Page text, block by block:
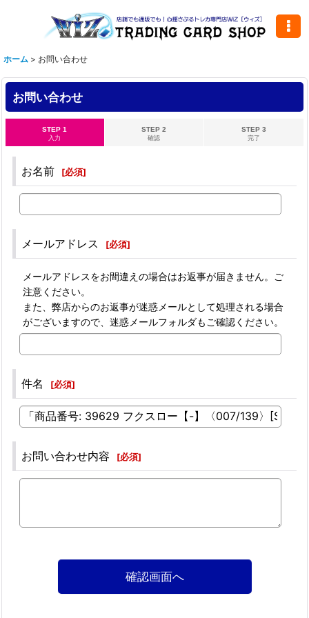
ホーム > お問い合わせ
お問い合わせ
STEP 1
入力
STEP 2
確認
STEP 3
完了
お名前 [必須]
メールアドレス [必須]
メールアドレスをお間違えの場合はお返事が届きません。ご
注意ください。
また、弊店からのお返事が迷惑メールとして処理される場合
がございますので、迷惑メールフォルダもご確認ください。
件名 [必須]
お問い合わせ内容 [必須]
確認画面へ